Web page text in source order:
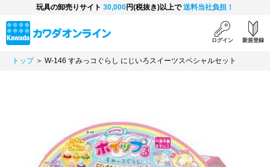
玩具の卸売りサイト 30,000円(税抜き)以上で送料当社負担！
ログイン 新規登録
トップ＞ W-146 すみっコぐらし にじいろスイーツスペシャルセット